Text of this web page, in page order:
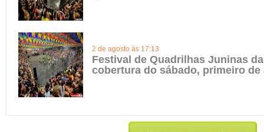
2 de agosto às 17:13
Festival de Quadrilhas Juninas
cobertura do sábado, primeiro de